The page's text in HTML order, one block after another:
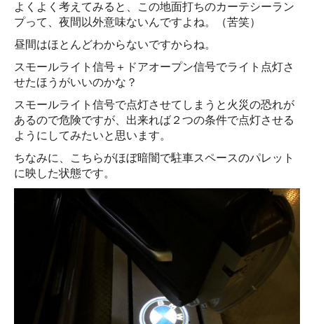
よくよく考えてみると、この地面打ちのカーテシーラン
プって、夜間以外意味ないんですよね。（苦笑）
昼間はほとんどわからないですからね。
スモールライト信号＋ドアオープン信号でライト点灯さ
せたほうがいいのかな？
スモールライト信号で点灯させてしまうと火災の恐れが
あるので危険ですが、出来れば２つの条件で点灯させる
ようにしてみたいと思います。
ちなみに、こちらがほぼ暗闇で駐車スペースのパレット
に映した状態です。